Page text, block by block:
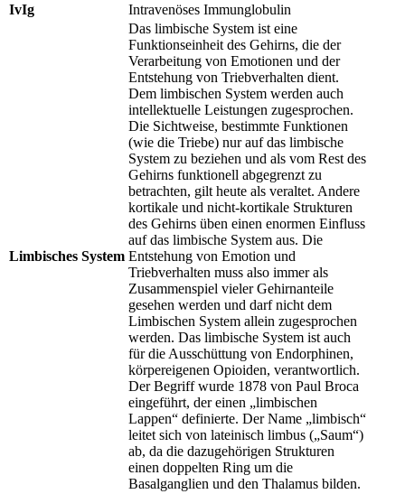
IvIg
Intravenöses Immunglobulin
Limbisches System
Das limbische System ist eine
Funktionseinheit des Gehirns, die der
Verarbeitung von Emotionen und der
Entstehung von Triebverhalten dient.
Dem limbischen System werden auch
intellektuelle Leistungen zugesprochen.
Die Sichtweise, bestimmte Funktionen
(wie die Triebe) nur auf das limbische
System zu beziehen und als vom Rest des
Gehirns funktionell abgegrenzt zu
betrachten, gilt heute als veraltet. Andere
kortikale und nicht-kortikale Strukturen
des Gehirns üben einen enormen Einfluss
auf das limbische System aus. Die
Entstehung von Emotion und
Triebverhalten muss also immer als
Zusammenspiel vieler Gehirnanteile
gesehen werden und darf nicht dem
Limbischen System allein zugesprochen
werden. Das limbische System ist auch
für die Ausschüttung von Endorphinen,
körpereigenen Opioiden, verantwortlich.
Der Begriff wurde 1878 von Paul Broca
eingeführt, der einen „limbischen
Lappen“ definierte. Der Name „limbisch“
leitet sich von lateinisch limbus („Saum“)
ab, da die dazugehörigen Strukturen
einen doppelten Ring um die
Basalganglien und den Thalamus bilden.